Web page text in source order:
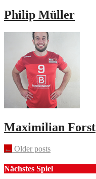
Philip Müller
Maximilian Forst
Posts
navigation
← Older posts
Nächstes Spiel